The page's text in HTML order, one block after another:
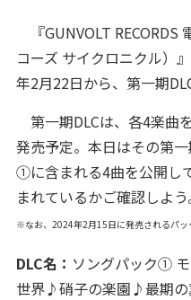
『GUNVOLT RECORDS
コーズ サイクロニクル）
年2月22日から、第一期
第一期DLCは、各4楽曲
発売予定。本日はその第
①に含まれる4曲を公開し
まれているかご確認しよう
※なお、2024年2月15日に発売されるパッ
DLC名： ソングパック①
世界♪硝子の楽園♪最期の